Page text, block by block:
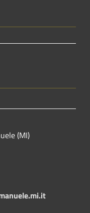
(MI)